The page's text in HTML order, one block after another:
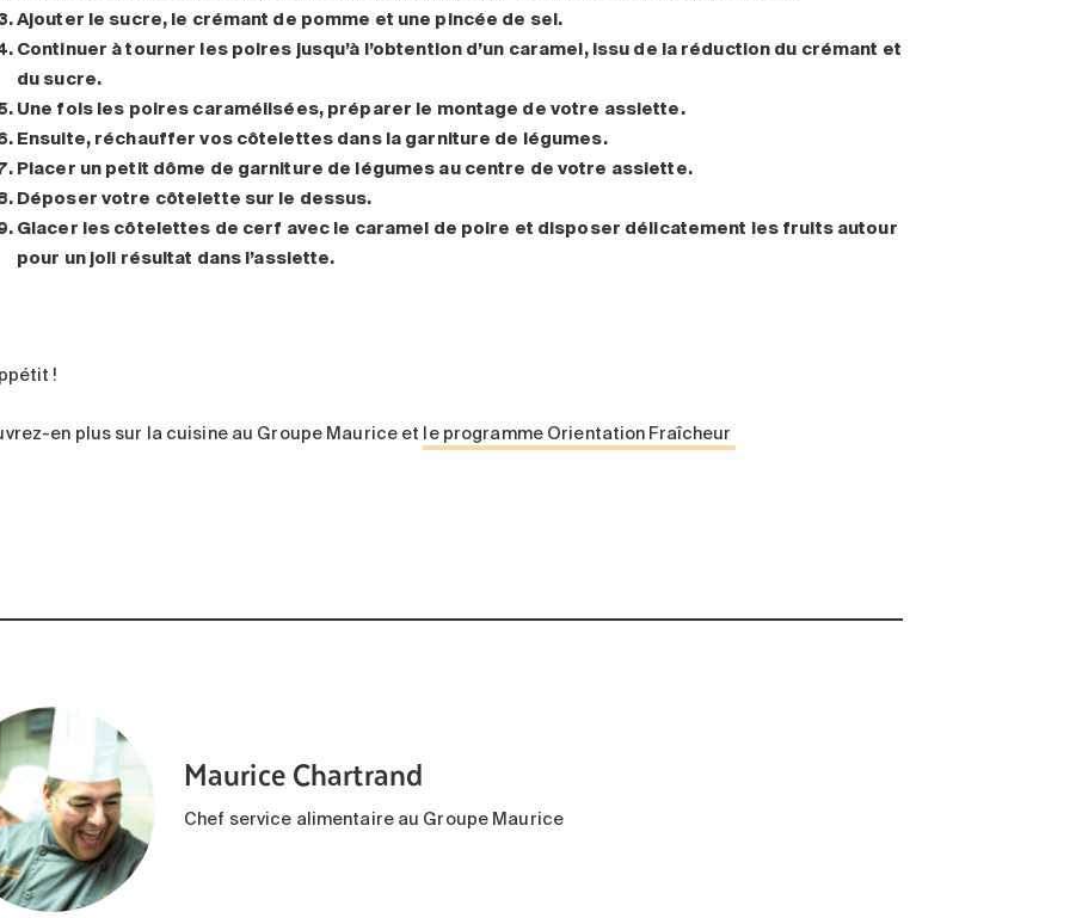
Ajouter le sucre, le crémant de pomme et une pincée de sel.
Continuer à tourner les poires jusqu’à l’obtention d’un caramel, issu de la réduction du crémant et
du sucre.
Une fois les poires caramélisées, préparer le montage de votre assiette.
Ensuite, réchauffer vos côtelettes dans la garniture de légumes.
Placer un petit dôme de garniture de légumes au centre de votre assiette.
Déposer votre côtelette sur le dessus.
Glacer les côtelettes de cerf avec le caramel de poire et disposer délicatement les fruits autour
pour un joli résultat dans l’assiette.
!
en plus sur la cuisine au Groupe Maurice et le programme Orientation Fraîcheur
Maurice Chartrand
Chef service alimentaire au Groupe Maurice